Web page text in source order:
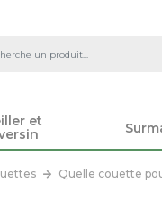
et
Quelle couette